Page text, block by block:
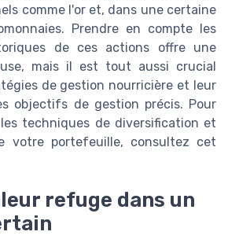
comme l'or et, dans une certaine
Prendre en compte les
de ces actions offre une
mais il est tout aussi crucial
de gestion nourricière et leur
objectifs de gestion précis. Pour
techniques de diversification et
votre portefeuille, consultez cet
refuge dans un